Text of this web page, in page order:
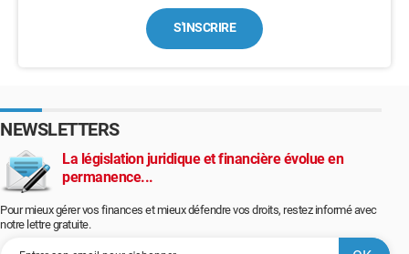
S'INSCRIRE
NEWSLETTERS
La législation juridique et financière évolue en
permanence...
Pour mieux gérer vos finances et mieux défendre vos droits, restez informé avec
notre lettre gratuite.